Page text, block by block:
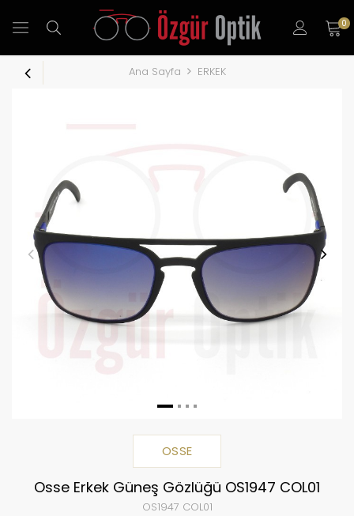
0
Ana Sayfa ERKEK
OSSE
Osse Erkek Güneş Gözlüğü OS1947 COL01
OS1947 COL01